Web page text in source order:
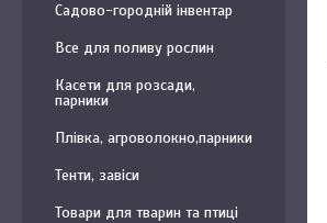
Садово-городній інвентар
Все для поливу рослин
Касети для розсади,
парники
Плівка, агроволокно,парники
Тенти, завіси
Товари для тварин та птиці